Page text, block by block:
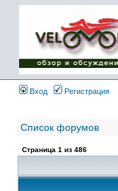
Имя пользователя:
Пароль:
{ LOG_ME_IN_SHORT
}
Вход
Регистрация
Список форумов
Страница 1 из 486